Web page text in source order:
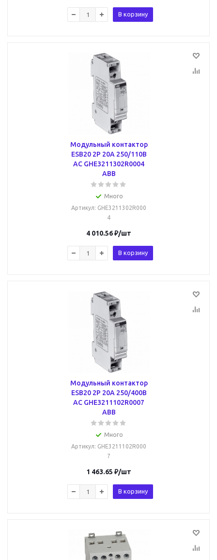
В корзину
Модульный контактор
ESB20 2P 20А 250/110В
AC GHE3211302R0004
ABB
Много
Артикул: GHE3211302R000
4
4 010.56₽/шт
В корзину
Модульный контактор
ESB20 2P 20А 250/400В
AC GHE3211102R0007
ABB
Много
Артикул: GHE3211102R000
7
1 463.65 ₽/шт
В корзину